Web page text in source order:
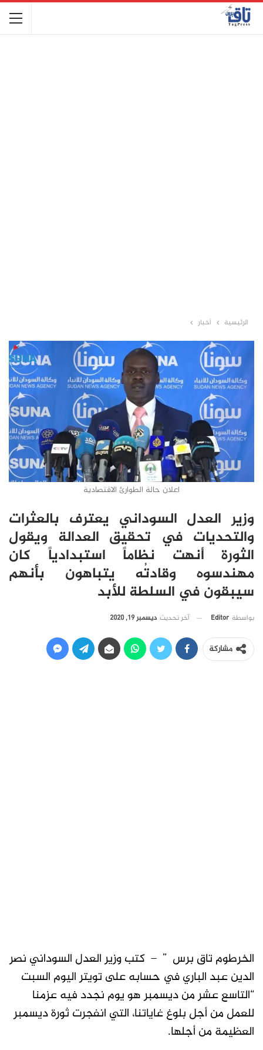
الرئيسية أخبار
اعلان حالة الطوارئ الاقتصادية
وزير العدل السوداني يعترف بالعثرات
والتحديات في تحقيق العدالة ويقول
الثورة أنهت نظاماً استبدادياً كان
مهندسوه وقادتُه يتباهون بأنهم
سيبقون في السلطة للأبد
بواسطة Editor آخر تحديث ديسمبر 19, 2020
مشاركة
الخرطوم تاق برس ” – كتب وزير العدل السوداني نصر
الدين عبد الباري في حسابه على تويتر اليوم السبت
“التاسع عشر من ديسمبر هو يوم نجدد فيه عزمنا
للعمل من أجل بلوغ غاياتنا، التي انفجرت ثورة ديسمبر
العظيمة من أجلها.